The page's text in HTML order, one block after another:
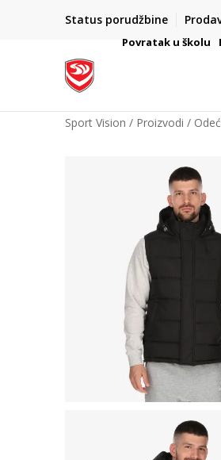
Status porudžbine
VAŽNO
Povratak u školu
Sport Vision Proizvodi